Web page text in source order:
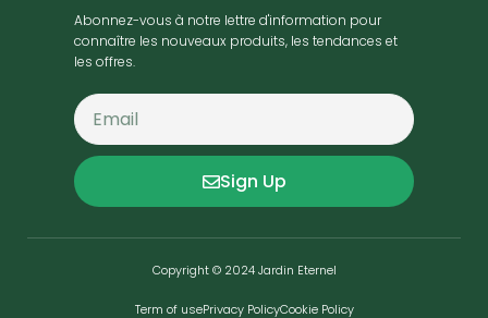
Abonnez-vous à notre lettre d'information pour
connaître les nouveaux produits, les tendances et
les offres.
Sign Up
Copyright © 2024 Jardin Eternel
Term of usePrivacy PolicyCookie Policy